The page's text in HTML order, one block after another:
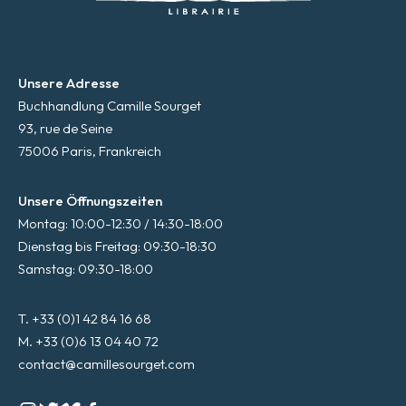
Unsere Adresse
Buchhandlung Camille Sourget
93, rue de Seine
75006 Paris, Frankreich
Unsere Öffnungszeiten
Montag: 10:00-12:30 / 14:30-18:00
Dienstag bis Freitag: 09:30-18:30
Samstag: 09:30-18:00
T. +33 (0)1 42 84 16 68
M. +33 (0)6 13 04 40 72
contact@camillesourget.com